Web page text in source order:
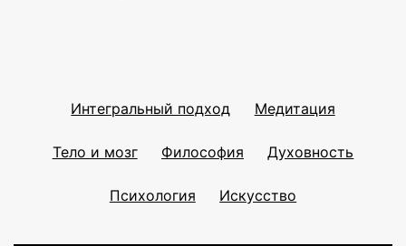
Интегральный подход Медитация
Тело и мозг Философия Духовность
Психология Искусство